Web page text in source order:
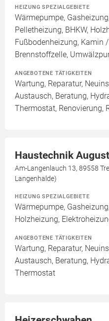
HEIZUNG SPEZIALGEBIETE
Wärmepumpe,
Pelletheizung, BHKW,
Fußbodenheizung, Kamin
Brennstoffzelle,
ANGEBOTENE TÄTIGKEITEN
Wartung, Reparatur,
Austausch, Beratung,
Thermostat, Renovierung,
Haustechnik
Am-Langenlauch 13, 89558
Langenhalde)
HEIZUNG SPEZIALGEBIETE
Wärmepumpe,
Holzheizung,
ANGEBOTENE TÄTIGKEITEN
Wartung, Reparatur,
Austausch, Beratung,
Thermostat